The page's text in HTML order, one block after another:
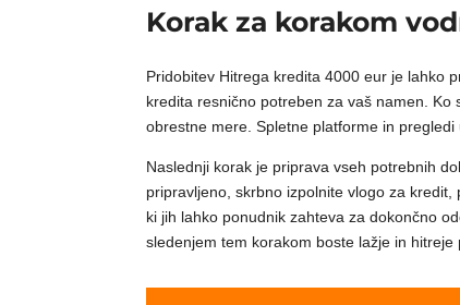
Korak za korakom
Pridobitev Hitrega kredita 4000 eur je lahko
kredita resnično potreben za vaš namen.
obrestne mere. Spletne platforme in
Naslednji korak je priprava vseh potrebnih
pripravljeno, skrbno izpolnite vlogo za
ki jih lahko ponudnik zahteva za dokončno
sledenjem tem korakom boste lažje in